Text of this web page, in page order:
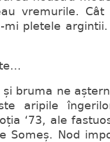
vremurile.
mi pletele
bruma ne
aripile
‘73, ale
Someș. Nod